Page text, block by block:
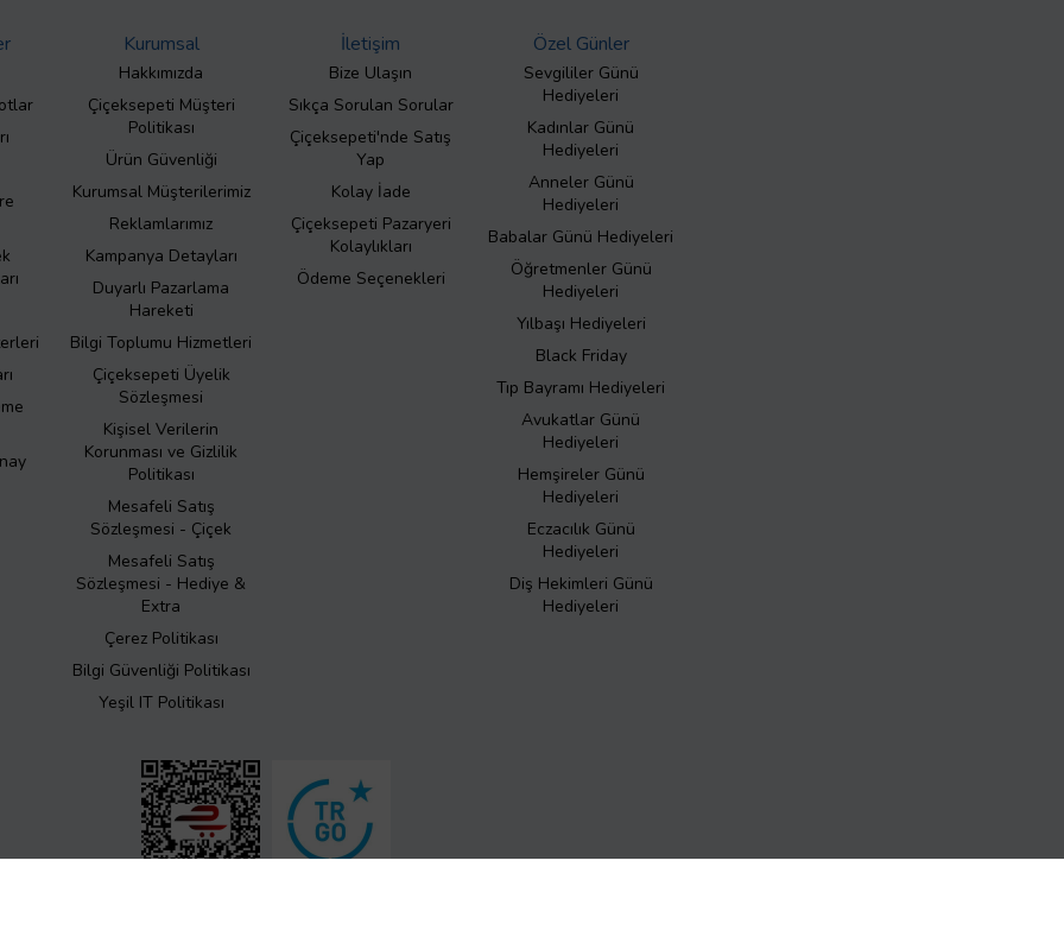
Kurumsal
Hakkımızda
Çiçeksepeti Müşteri
Politikası
Ürün Güvenliği
Kurumsal Müşterilerimiz
Reklamlarımız
Kampanya Detayları
Duyarlı Pazarlama
Hareketi
Bilgi Toplumu Hizmetleri
Çiçeksepeti Üyelik
Sözleşmesi
Kişisel Verilerin
Korunması ve Gizlilik
Politikası
Mesafeli Satış
Sözleşmesi - Çiçek
Mesafeli Satış
Sözleşmesi - Hediye &
Extra
Çerez Politikası
Bilgi Güvenliği Politikası
Yeşil IT Politikası
İletişim
Bize Ulaşın
Sıkça Sorulan Sorular
Çiçeksepeti'nde Satış
Yap
Kolay İade
Çiçeksepeti Pazaryeri
Kolaylıkları
Ödeme Seçenekleri
Özel Günler
Sevgililer Günü
Hediyeleri
Kadınlar Günü
Hediyeleri
Anneler Günü
Hediyeleri
Babalar Günü Hediyeleri
Öğretmenler Günü
Hediyeleri
Yılbaşı Hediyeleri
Black Friday
Tıp Bayramı Hediyeleri
Avukatlar Günü
Hediyeleri
Hemşireler Günü
Hediyeleri
Eczacılık Günü
Hediyeleri
Diş Hekimleri Günü
Hediyeleri